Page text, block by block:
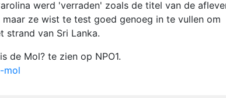
werd 'verraden' zoals de titel van de
ze wist te test goed genoeg in te vullen om
strand van Sri Lanka.
de Mol? te zien op NPO1.
mol